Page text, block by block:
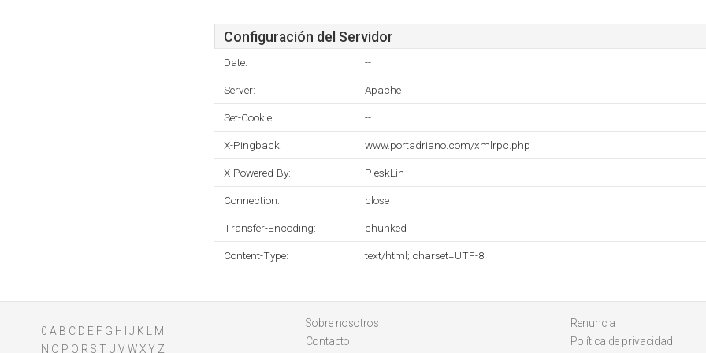
Configuración del Servidor
Date: --
Server: Apache
Set-Cookie: --
X-Pingback: www.portadriano.com/xmlrpc.php
X-Powered-By: PleskLin
Connection: close
Transfer-Encoding: chunked
Content-Type: text/html; charset=UTF-8
0 A B C D E F G H J K
M
N O P Q R S T U V WXY Z
Sobre nosotros
Contacto
Renuncia
Política de privacidad